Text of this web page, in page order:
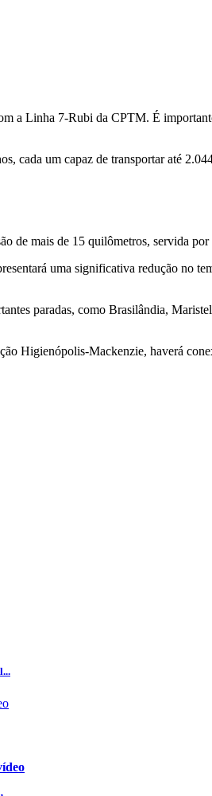
a Linha 7-Rubi da CPTM. É
cada um capaz de transportar até
de mais de 15 quilômetros, servida por
uma significativa redução no
paradas, como Brasilândia,
Higienópolis-Mackenzie, haverá